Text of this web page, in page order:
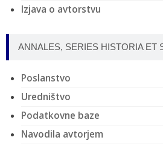
Izjava o avtorstvu
ANNALES, SERIES HISTORIA ET
Poslanstvo
Uredništvo
Podatkovne baze
Navodila avtorjem